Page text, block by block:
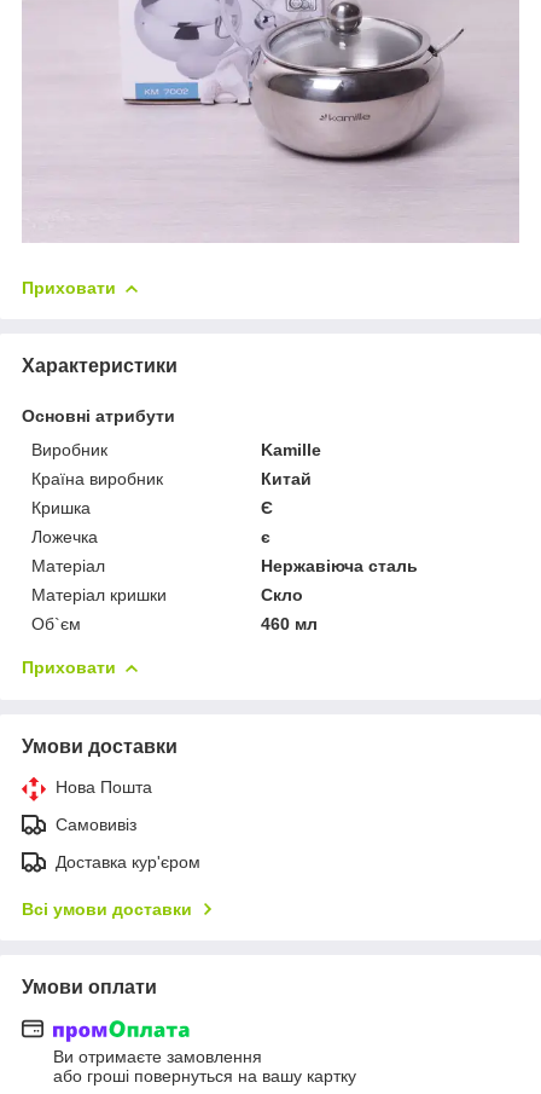
Приховати
Характеристики
Основні атрибути
Виробник
Kamille
Країна виробник
Китай
Кришка
Є
Ложечка
є
Матеріал
Нержавіюча сталь
Матеріал кришки
Скло
Об`єм
460 мл
Приховати
Умови доставки
Нова Пошта
Самовивіз
Доставка кур'єром
Всі умови доставки
Умови оплати
Ви отримаєте замовлення
або гроші повернуться на вашу картку